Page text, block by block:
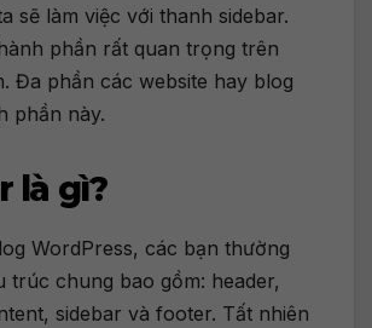
sẽ làm việc với thanh sidebar.
phần rất quan trọng trên
Đa phần các website hay blog
phần này.
là gì?
WordPress, các bạn thường
trúc chung bao gồm: header,
sidebar và footer. Tất nhiên